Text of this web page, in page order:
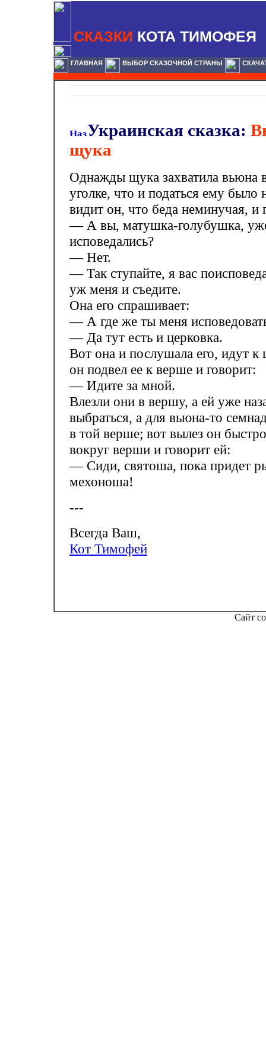
СКАЗКИ КОТА ТИМОФЕЯ
ГЛАВНАЯ ВЫБОР СКАЗОЧНОЙ СТРАНЫ
Украинская сказка:
щука
Однажды щука захватила вьюна
уголке, что и податься ему было
видит он, что беда неминучая, и
— А вы, матушка-голубушка,
исповедались?
— Нет.
— Так ступайте, я вас
уж меня и съедите.
Она его спрашивает:
— А где же ты меня
— Да тут есть и церковка.
Вот она и послушала его, идут к
он подвел ее к верше и говорит:
— Идите за мной.
Влезли они в вершу, а ей уже
выбраться, а для вьюна-то
в той верше; вот вылез он
вокруг верши и говорит ей:
— Сиди, святоша, пока придет
мехоноша!
---
Всегда Ваш,
Кот Тимофей
Сайт